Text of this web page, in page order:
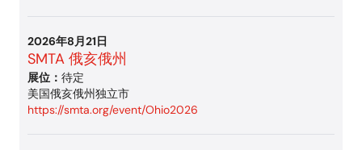
2026年8月21日
SMTA 俄亥俄州
展位： 待定
美国俄亥俄州独立市
https://smta.org/event/Ohio2026